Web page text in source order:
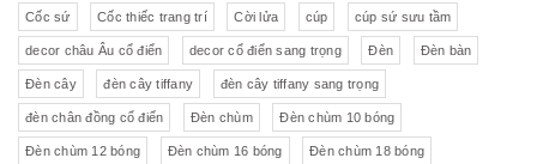
Cốc sứ Cốc thiếc trang trí Cời lửa cúp cúp sứ sưu tầm
decor châu Âu cổ điển decor cổ điển sang trọng Đèn Đèn bàn
Đèn cây đèn cây tiffany đèn cây tiffany sang trọng
đèn chân đồng cổ điển Đèn chùm Đèn chùm 10 bóng
Đèn chùm 12 bóng Đèn chùm 16 bóng Đèn chùm 18 bóng